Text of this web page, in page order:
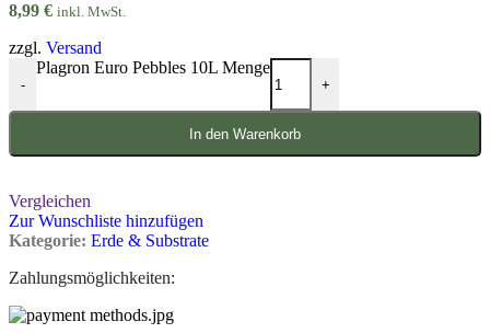
8,99 € inkl. MwSt.
zzgl. Versand
-
Plagron Euro Pebbles 10L Menge
+
In den Warenkorb
Vergleichen
Zur Wunschliste hinzufügen
Kategorie: Erde & Substrate
Zahlungsmöglichkeiten: